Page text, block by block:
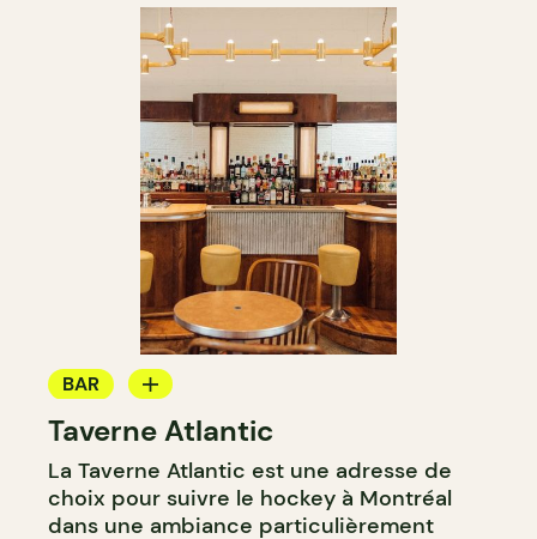
BAR
BAR À COCKTAIL
Taverne Atlantic
La Taverne Atlantic est une adresse de
choix pour suivre le hockey à Montréal
dans une ambiance particulièrement